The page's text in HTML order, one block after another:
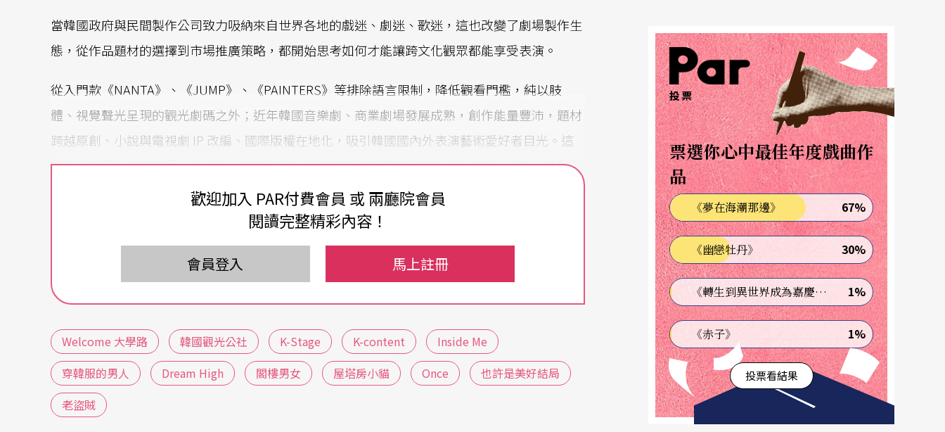
當韓國政府與民間製作公司致力吸納來自世界各地的戲迷、劇迷、歌迷，這也改變了劇場製作生
態，從作品題材的選擇到市場推廣策略，都開始思考如何才能讓跨文化觀眾都能享受表演。
從入門款《NANTA》、《JUMP》、《PAINTERS》等排除語言限制，降低觀看門檻，純以肢
體、視覺聲光呈現的觀光劇碼之外；近年韓國音樂劇、商業劇場發展成熟，創作能量豐沛，題材
跨越原創、小說與電視劇 IP 改編、國際版權在地化，吸引韓國國內外表演藝術愛好者目光。這
些作品展現出韓國劇場的多元性，在製作端就將各國的觀眾體驗與需求納入考量，透露出各製作
團隊試圖站上產業浪頭的企圖心。
以DKR Entertainment製作的原創音樂劇《Inside Me》為例，這個描寫百萬網紅的故事，直面年
輕世代的存在處境。《Inside Me》編導暨DKR執行長徐弘錫（Suh Hong Seok）表示在創作之
初，目標受眾就是海外市場，透過試演（preview）從觀眾反饋持續調整作品，劇本、舞台設計
與音樂皆以 SNS 世代的共感為出發點：舞台像 IG 介面般立體化、音樂選用 K-pop 元素，劇中互
動橋段也邀請觀眾參與其中。
《Inside Me》在2023年首演後，曾入選「K-觀光街頭秀」，至今已演出935場，累積逾5萬人
次。2025年8月也正式加入英文、中文、日文AR眼鏡字幕服務，進一步降低語言門檻，已赴高
雄、香港進行showcase演出。值得注意的是，除了海外觀眾，韓國本地觀眾也十分投入：從小
歡迎加入 PAR付費會員 或 兩廳院會員
閱讀完整精彩內容！
會員登入 馬上註冊
Welcome 大學路 韓國觀光公社 K-Stage K-content
Inside Me
穿韓服的男人
Dream High 閣樓男女 屋塔房小貓 Once
也許是美好結局
老盜賊
投票
票選你心中最佳年度戲曲作
品
《夢在海潮那邊》 67%
《幽戀牡丹》 30%
《轉生到異世界成為嘉慶君—發現我的祖先是詐騙集團!?》 1%
《赤子》 1%
投票看結果